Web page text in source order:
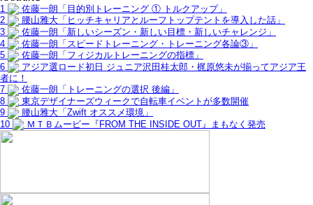
1
佐藤一朗「目的別トレーニング ① トルクアップ」
2
腰山雅大「ヒッチキャリアとルーフトップテントを導入した話」
3
佐藤一朗「新しいシーズン・新しい目標・新しいチャレンジ」
4
佐藤一朗「スピードトレーニング・トレーニング各論③」
5
佐藤一朗「フィジカルトレーニングの指標」
6
アジア選ロード初日 ジュニア沢田桂太郎・梶原悠未が揃ってアジア王
者に！
7
佐藤一朗「トレーニングの選択 後編」
8
東京デザイナーズウィークで自転車イベントが多数開催
9
腰山雅大「Zwift オススメ環境」
10
ＭＴＢムービー『FROM THE INSIDE OUT』まもなく発売